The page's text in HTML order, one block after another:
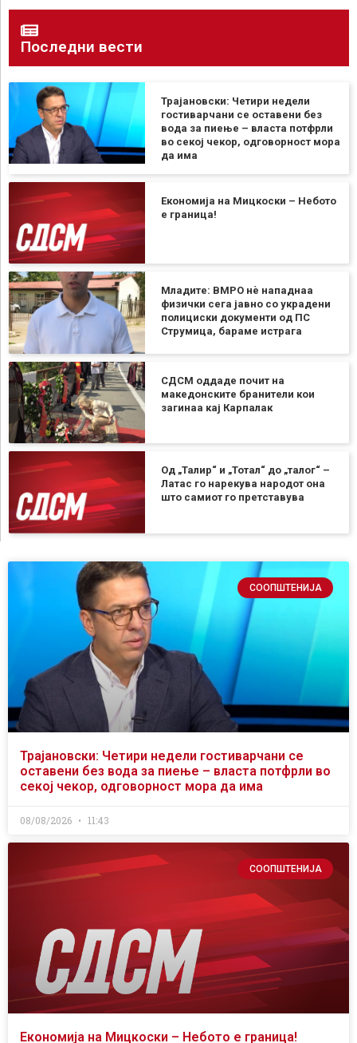
Последни вести
Трајановски: Четири недели
гостиварчани се оставени без
вода за пиење – власта потфрли
во секој чекор, одговорност мора
да има
Економија на Мицкоски – Небото
е граница!
Младите: ВМРО нè нападнаа
физички сега јавно со украдени
полициски документи од ПС
Струмица, бараме истрага
СДСМ оддаде почит на
македонските бранители кои
загинаа кај Карпалак
Од „Талир“ и „Тотал“ до „талог“ –
Латac го нарекува народот она
што самиот го претставува
СООПШТЕНИЈА
Трајановски: Четири недели гостиварчани се
оставени без вода за пиење – власта потфрли во
секој чекор, одговорност мора да има
08/08/2026 11:43
СООПШТЕНИЈА
Економија на Мицкоски – Небото е граница!